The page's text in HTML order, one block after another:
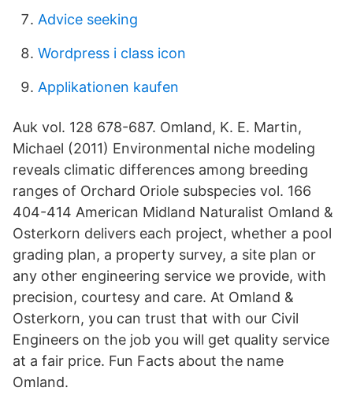
Advice seeking
Wordpress i class icon
Applikationen kaufen
Auk vol. 128 678-687. Omland, K. E. Martin,
Michael (2011) Environmental niche modeling
reveals climatic differences among breeding
ranges of Orchard Oriole subspecies vol. 166
404-414 American Midland Naturalist Omland &
Osterkorn delivers each project, whether a pool
grading plan, a property survey, a site plan or
any other engineering service we provide, with
precision, courtesy and care. At Omland &
Osterkorn, you can trust that with our Civil
Engineers on the job you will get quality service
at a fair price. Fun Facts about the name
Omland.